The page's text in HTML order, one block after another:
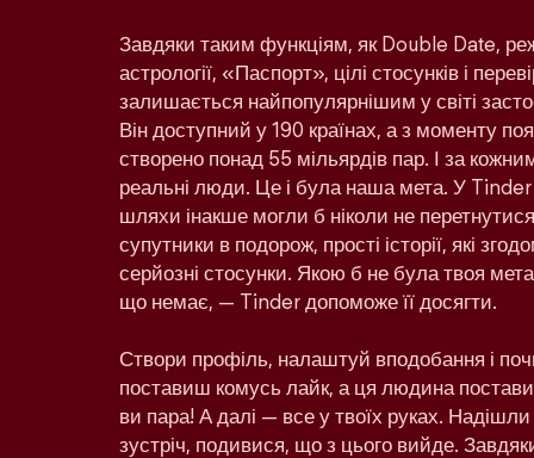
Завдяки таким функціям, як Double Date,
астрології, «Паспорт», цілі стосунків і
залишається найпопулярнішим у світі
Він доступний у 190 країнах, а з моменту
створено понад 55 мільярдів пар. І за
реальні люди. Це і була наша мета. У
шляхи інакше могли б ніколи не
супутники в подорож, прості історії, які
серйозні стосунки. Якою б не була твоя мета
що немає, — Tinder допоможе її досягти.
Створи профіль, налаштуй вподобання і
поставиш комусь лайк, а ця людина
ви пара! А далі — все у твоїх руках.
зустріч, подивися, що з цього вийде.